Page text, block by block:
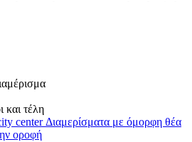
και τέλη
center Διαμερίσματα με όμορφη θέα
οροφή